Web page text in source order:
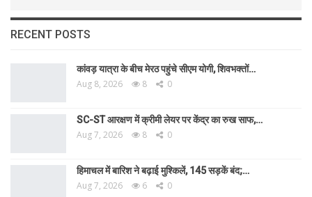
RECENT POSTS
कांवड़ यात्रा के बीच मेरठ पहुंचे सीएम योगी, शिवभक्तों…
Aug 8, 2026 8 0
SC-ST आरक्षण में क्रीमी लेयर पर केंद्र का रुख साफ,…
Aug 7, 2026 8 0
हिमाचल में बारिश ने बढ़ाई मुश्किलें, 145 सड़कें बंद;…
Aug 7, 2026 6 0